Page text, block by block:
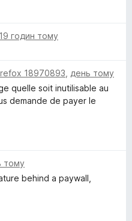
19 годин тому
18970893 день тому
quelle soit inutilisable au
demande de payer le
тому
behind a paywall,